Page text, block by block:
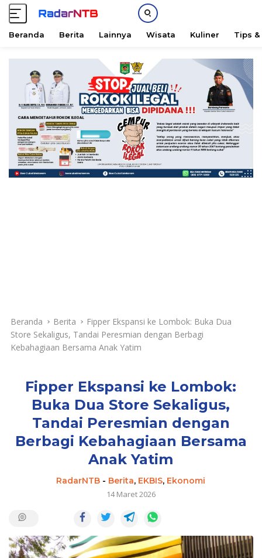
Beranda Berita Lainnya Wisata Kuliner Tips &
Beranda Berita
Fipper Ekspansi ke Lombok: Buka Dua
Store Sekaligus, Tandai Peresmian dengan Berbagi
Kebahagiaan Bersama Anak Yatim
Fipper Ekspansi ke Lombok:
Buka Dua Store Sekaligus,
Tandai Peresmian dengan
Berbagi Kebahagiaan Bersama
Anak Yatim
RadarNTB - Berita, EKBIS, Ekonomi
14 Maret 2026